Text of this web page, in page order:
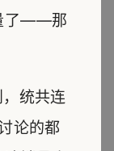
了——那
统共连
论的都